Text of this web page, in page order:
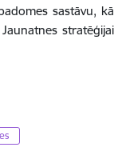
sastāvu, kā
stratēģijai